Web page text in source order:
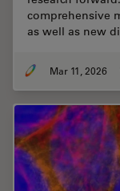
comprehensive
as well as new
Mar 11, 2026